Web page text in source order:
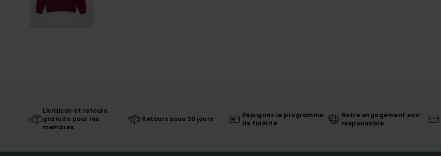
Livraison et retours
gratuits pour les
membres
Retours sous 30 jours
Rejoignez le programme
de fidélité
Notre engagement eco-
responsable